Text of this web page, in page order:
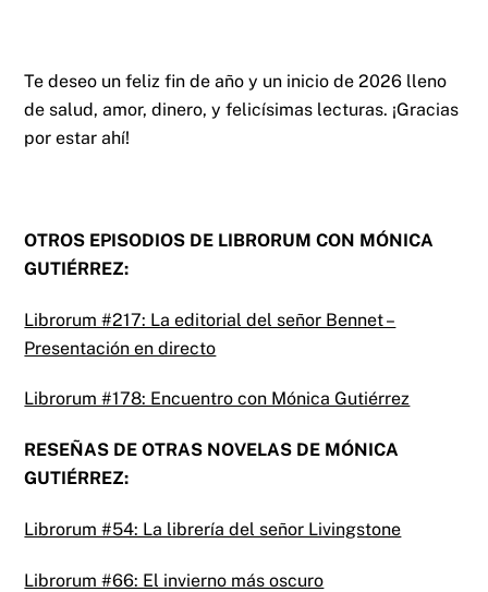
Te deseo un feliz fin de año y un inicio de 2026 lleno
de salud, amor, dinero, y felicísimas lecturas. ¡Gracias
por estar ahí!
OTROS EPISODIOS DE LIBRORUM CON MÓNICA
GUTIÉRREZ:
Librorum #217: La editorial del señor Bennet –
Presentación en directo
Librorum #178: Encuentro con Mónica Gutiérrez
RESEÑAS DE OTRAS NOVELAS DE MÓNICA
GUTIÉRREZ:
Librorum #54: La librería del señor Livingstone
Librorum #66: El invierno más oscuro